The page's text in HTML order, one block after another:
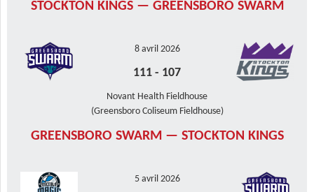
STOCKTON KINGS — GREENSBORO SWARM
8 avril 2026
111 - 107
Novant Health Fieldhouse
(Greensboro Coliseum Fieldhouse)
GREENSBORO SWARM — STOCKTON KINGS
5 avril 2026